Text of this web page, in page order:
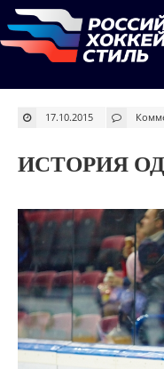
17.10.2015
ИСТОРИЯ